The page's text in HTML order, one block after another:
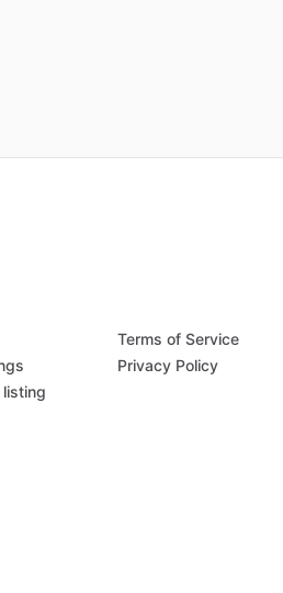
Terms of Service
Privacy Policy